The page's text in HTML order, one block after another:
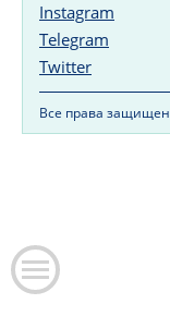
Instagram
Telegram
Twitter
Все права